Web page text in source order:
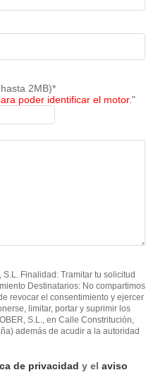
2MB)*
poder identificar el motor."
Finalidad: Tramitar tu solicitud
Destinatarios: No compartimos
revocar el consentimiento y ejercer
limitar, portar y suprimir los
S.L., en Calle Constritución,
además de acudir a la autoridad
de privacidad y el aviso